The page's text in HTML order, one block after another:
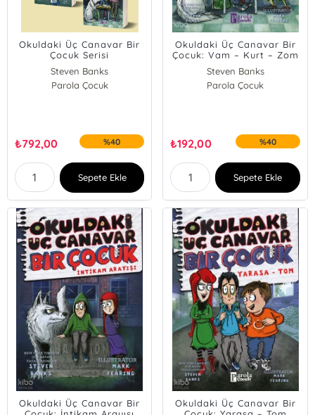
Okuldaki Üç Canavar Bir
Çocuk Serisi
Steven Banks
Parola Çocuk
₺792,00 %40
Sepete Ekle
Okuldaki Üç Canavar Bir
Çocuk: Vam – Kurt – Zom
Steven Banks
Parola Çocuk
₺192,00 %40
Sepete Ekle
Okuldaki Üç Canavar Bir
Okuldaki Üç Canavar Bir